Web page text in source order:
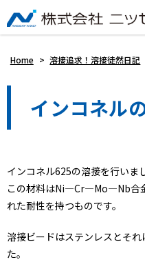
Home > 溶接追求！溶接徒然日記
インコネル
インコネル625の溶接を行いま
この材料はNi—Cr—Mo—Nb合
れた耐性を持つものです。
溶接ビードはステンレスとそ
た。